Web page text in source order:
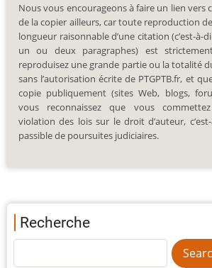
Nous vous encourageons à faire un lien vers
de la copier ailleurs, car toute reproduction
longueur raisonnable d’une citation (c’est-à-
un ou deux paragraphes) est
reproduisez une grande partie ou la totalité
sans l’autorisation écrite de PTGPTB.fr, et
copie publiquement (sites Web, blogs,
vous reconnaissez que vous
violation des lois sur le droit d’auteur,
passible de poursuites judiciaires.
Recherche